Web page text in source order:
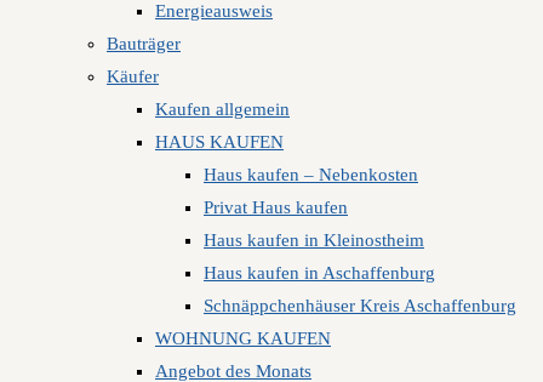
Energieausweis
Bauträger
Käufer
Kaufen allgemein
HAUS KAUFEN
Haus kaufen – Nebenkosten
Privat Haus kaufen
Haus kaufen in Kleinostheim
Haus kaufen in Aschaffenburg
Schnäppchenhäuser Kreis Aschaffenburg
WOHNUNG KAUFEN
Angebot des Monats